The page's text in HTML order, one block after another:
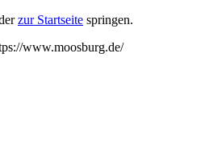
zur Startseite springen.
www.moosburg.de/